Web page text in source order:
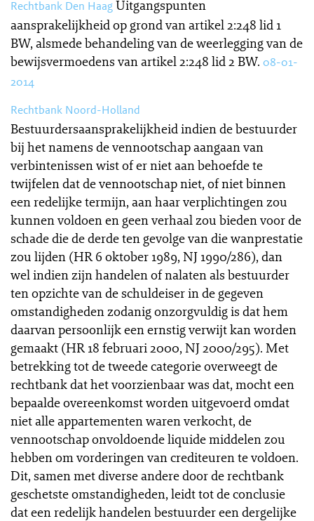
Rechtbank Den HaagUitgangspunten
aansprakelijkheid op grond van artikel 2:248 lid 1
BW, alsmede behandeling van de weerlegging van de
bewijsvermoedens van artikel 2:248 lid 2 BW. 08-01-
2014
Rechtbank Noord-Holland
Bestuurdersaansprakelijkheid indien de bestuurder
bij het namens de vennootschap aangaan van
verbintenissen wist of er niet aan behoefde te
twijfelen dat de vennootschap niet, of niet binnen
een redelijke termijn, aan haar verplichtingen zou
kunnen voldoen en geen verhaal zou bieden voor de
schade die de derde ten gevolge van die wanprestatie
zou lijden (HR 6 oktober 1989, NJ 1990/286), dan
wel indien zijn handelen of nalaten als bestuurder
ten opzichte van de schuldeiser in de gegeven
omstandigheden zodanig onzorgvuldig is dat hem
daarvan persoonlijk een ernstig verwijt kan worden
gemaakt (HR 18 februari 2000, NJ 2000/295). Met
betrekking tot de tweede categorie overweegt de
rechtbank dat het voorzienbaar was dat, mocht een
bepaalde overeenkomst worden uitgevoerd omdat
niet alle appartementen waren verkocht, de
vennootschap onvoldoende liquide middelen zou
hebben om vorderingen van crediteuren te voldoen.
Dit, samen met diverse andere door de rechtbank
geschetste omstandigheden, leidt tot de conclusie
dat een redelijk handelen bestuurder een dergelijke